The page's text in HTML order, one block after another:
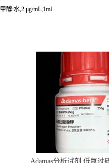
醇:水,2 μg/mL,1ml
Adamas分析试剂 低氮过